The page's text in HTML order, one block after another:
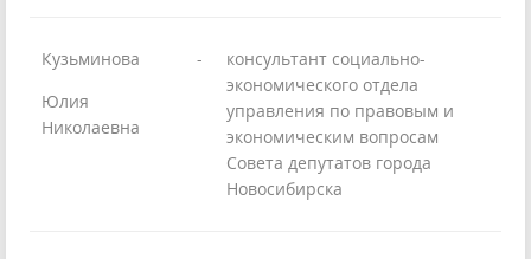
Кузьминова
Юлия
Николаевна
-
консультант социально-
экономического отдела
управления по правовым и
экономическим вопросам
Совета депутатов города
Новосибирска